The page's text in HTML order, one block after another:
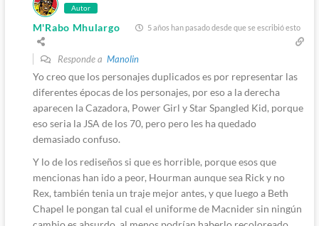
Autor
M'Rabo Mhulargo 5 años han pasado desde que se escribió esto
Responde a Manolin
Yo creo que los personajes duplicados es por representar las
diferentes épocas de los personajes, por eso a la derecha
aparecen la Cazadora, Power Girl y Star Spangled Kid, porque
eso seria la JSA de los 70, pero pero les ha quedado
demasiado confuso.
Y lo de los rediseños si que es horrible, porque esos que
mencionas han ido a peor, Hourman aunque sea Rick y no
Rex, también tenia un traje mejor antes, y que luego a Beth
Chapel le pongan tal cual el uniforme de Macnider sin ningún